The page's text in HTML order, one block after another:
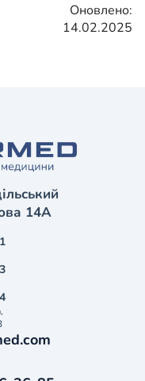
Оновлено:
14.02.2025
14А